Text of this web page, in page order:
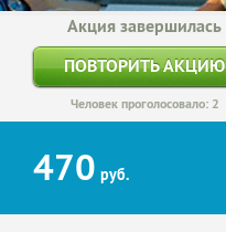
Акция завершилась
ПОВТОРИТЬ АКЦИЮ
Человек проголосовало: 2
470 руб.